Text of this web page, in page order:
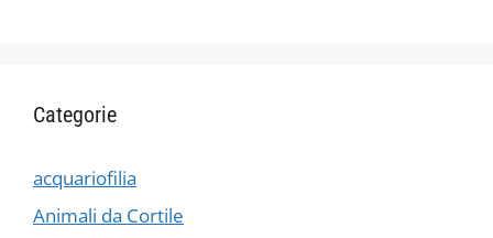
Categorie
acquariofilia
Animali da Cortile